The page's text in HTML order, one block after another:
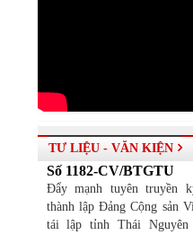
TƯ LIỆU - VĂN KIỆN
Số 1182-CV/BTGTU
Đẩy mạnh tuyên truyền
thành lập Đảng Cộng sản
tái lập tỉnh Thái